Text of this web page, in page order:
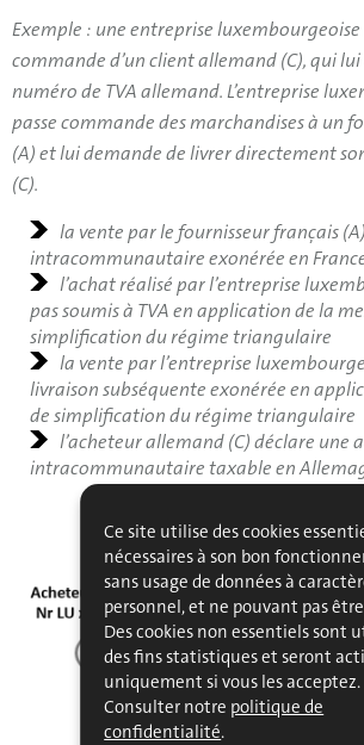
Ce site utilise des cookies
nécessaires à son bon
sans usage de données à
personnel, et ne pouvant pas
Des cookies non essentiels sont
des fins statistiques et seront
uniquement si vous les acceptez.
Consulter notre politique de
confidentialité.
Exemple : une entreprise luxembourgeoise
commande d’un client allemand (C), qui
numéro de TVA allemand. L’entreprise
passe commande des marchandises à un
(A) et lui demande de livrer directement
(C).
la vente par le fournisseur français
intracommunautaire exonérée en
l’achat réalisé par l’entreprise
pas soumis à TVA en application de la
simplification du régime triangulaire
la vente par l’entreprise
livraison subséquente exonérée en
de simplification du régime triangulaire
l’acheteur allemand (C) déclare une
intracommunautaire taxable en